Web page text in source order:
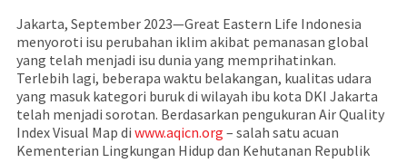
Jakarta, September 2023—Great Eastern Life Indonesia
menyoroti isu perubahan iklim akibat pemanasan global
yang telah menjadi isu dunia yang memprihatinkan.
Terlebih lagi, beberapa waktu belakangan, kualitas udara
yang masuk kategori buruk di wilayah ibu kota DKI Jakarta
telah menjadi sorotan. Berdasarkan pengukuran Air Quality
Index Visual Map di www.aqicn.org – salah satu acuan
Kementerian Lingkungan Hidup dan Kehutanan Republik